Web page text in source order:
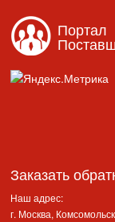
Портал
Заказать
Наш адрес:
г. Москва,